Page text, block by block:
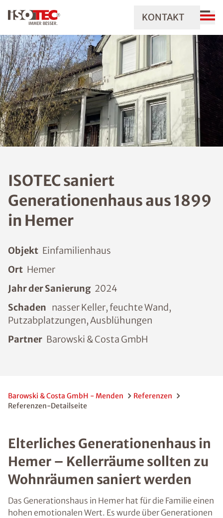
KONTAKT
ISOTEC saniert
Generationenhaus aus 1899
in Hemer
Objekt Einfamilienhaus
Ort Hemer
Jahr der Sanierung 2024
Schaden nasser Keller, feuchte Wand,
Putzabplatzungen, Ausblühungen
Partner Barowski & Costa GmbH
Barowski & Costa GmbH - Menden
Referenzen
Referenzen-Detailseite
Elterliches Generationenhaus in
Hemer – Kellerräume sollten zu
Wohnräumen saniert werden
Das Generationshaus in Hemer hat für die Familie einen
hohen emotionalen Wert. Es wurde über Generationen